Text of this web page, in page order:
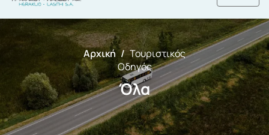
Αρχική
Τουριστικός
Οδηγός
Όλα